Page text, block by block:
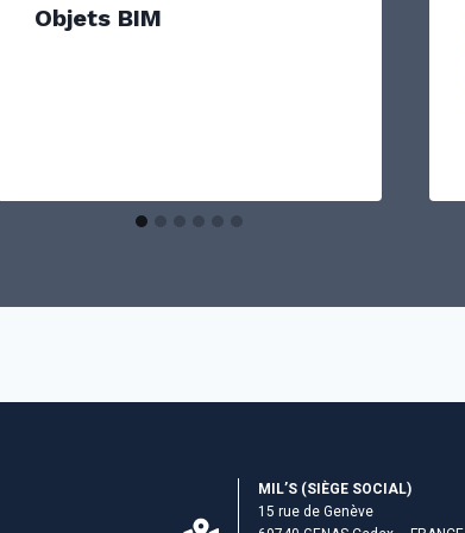
Objets BIM
MIL’S (S­IÈGE SOCIAL)
15 rue de Genève